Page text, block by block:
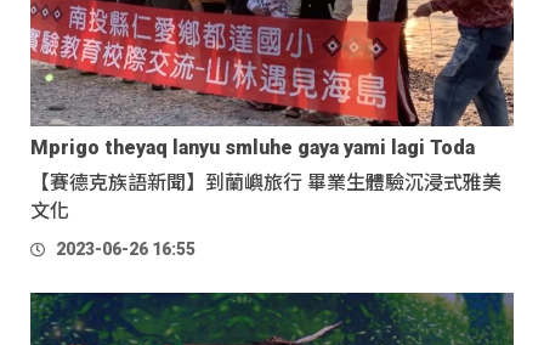
Mprigo theyaq lanyu smluhe gaya yami lagi Toda
【賽德克族語新聞】到蘭嶼旅行 畢業生體驗沉浸式雅美
文化
2023-06-26 16:55